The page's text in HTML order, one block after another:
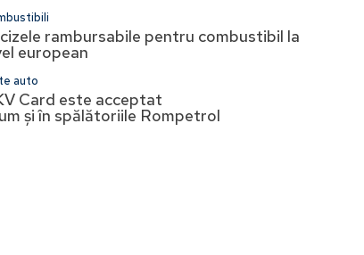
rambursabile pentru combustibil la
european
auto
Card este acceptat
și în spălătoriile Rompetrol